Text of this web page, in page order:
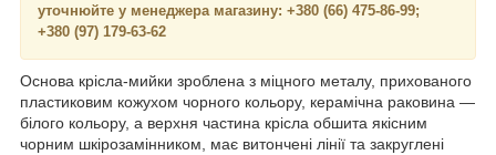
уточнюйте у менеджера магазину: +380 (66) 475-86-99;
+380 (97) 179-63-62
Основа крісла-мийки зроблена з міцного металу, прихованого
пластиковим кожухом чорного кольору, керамічна раковина —
білого кольору, а верхня частина крісла обшита якісним
чорним шкірозамінником, має витончені лінії та закруглені